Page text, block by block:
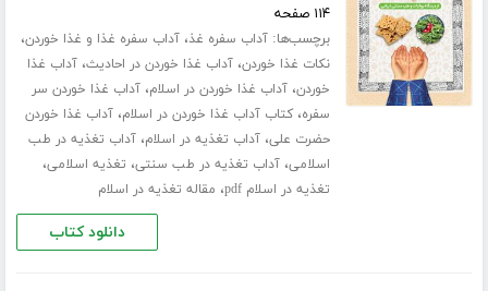
۱۱۴ صفحه
برچسب‌ها:آداب سفره غذ،آداب سفره غذا و غذا خوردن،
نکات غذا خوردن،آداب غذا خوردن در احادیث،آداب غذا
خوردن،آداب غذا خوردن در اسلام،آداب غذا خوردن سر
سفره،کتاب آداب غذا خوردن در اسلام،آداب غذا خوردن
حضرت علی،آداب تغذیه در اسلام،آداب تغذیه در طب
اسلامی،آداب تغذیه در طب سنتی، تغذیه اسلامی،
تغذیه در اسلام pdf ، مقاله تغذیه در اسلام
دانلود کتاب